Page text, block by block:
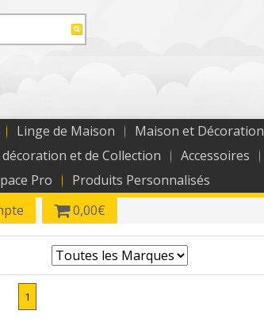
Linge de Maison Maison et Décoration
et de Collection Accessoires
Pro Produits Personnalisés
0,00€
1